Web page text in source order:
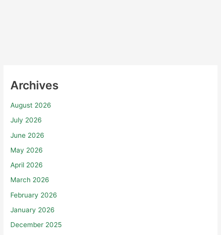
Archives
August 2026
July 2026
June 2026
May 2026
April 2026
March 2026
February 2026
January 2026
December 2025